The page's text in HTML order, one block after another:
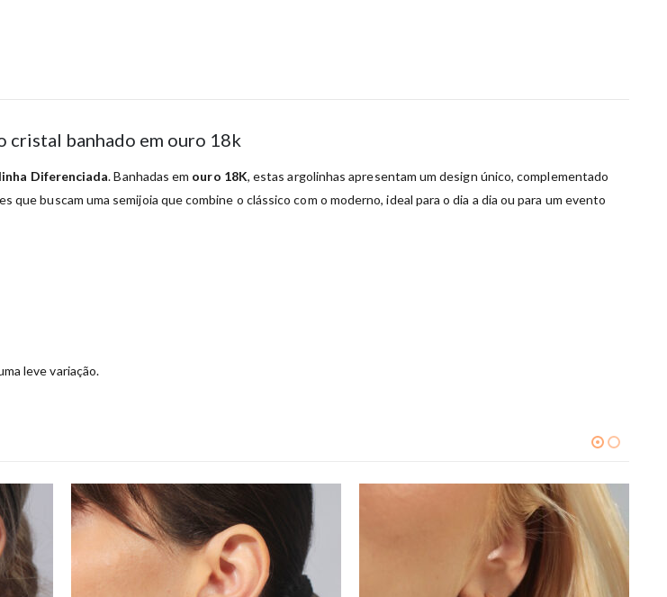
cristal banhado em ouro 18k
Diferenciada. Banhadas em ouro 18K, estas argolinhas apresentam um design único, complementado
que buscam uma semijoia que combine o clássico com o moderno, ideal para o dia a dia ou para um evento
leve variação.